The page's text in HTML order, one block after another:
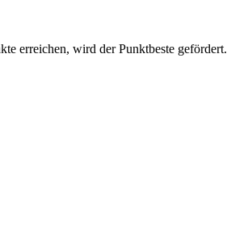
erreichen, wird der Punktbeste gefördert.